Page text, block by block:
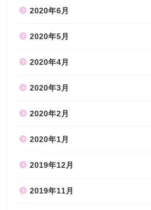
2020年6月
2020年5月
2020年4月
2020年3月
2020年2月
2020年1月
2019年12月
2019年11月